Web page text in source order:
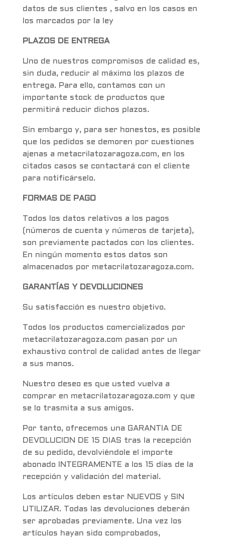
datos de sus clientes , salvo en los casos en
los marcados por la ley
PLAZOS DE ENTREGA
Uno de nuestros compromisos de calidad es,
sin duda, reducir al máximo los plazos de
entrega. Para ello, contamos con un
importante stock de productos que
permitirá reducir dichos plazos.
Sin embargo y, para ser honestos, es posible
que los pedidos se demoren por cuestiones
ajenas a metacrilatozaragoza.com, en los
citados casos se contactará con el cliente
para notificárselo.
FORMAS DE PAGO
Todos los datos relativos a los pagos
(números de cuenta y números de tarjeta),
son previamente pactados con los clientes.
En ningún momento estos datos son
almacenados por metacrilatozaragoza.com.
GARANTÍAS Y DEVOLUCIONES
Su satisfacción es nuestro objetivo.
Todos los productos comercializados por
metacrilatozaragoza.com pasan por un
exhaustivo control de calidad antes de llegar
a sus manos.
Nuestro deseo es que usted vuelva a
comprar en metacrilatozaragoza.com y que
se lo trasmita a sus amigos.
Por tanto, ofrecemos una GARANTIA DE
DEVOLUCION DE 15 DIAS tras la recepción
de su pedido, devolviéndole el importe
abonado INTEGRAMENTE a los 15 días de la
recepción y validación del material.
Los artículos deben estar NUEVOS y SIN
UTILIZAR. Todas las devoluciones deberán
ser aprobadas previamente. Una vez los
artículos hayan sido comprobados,